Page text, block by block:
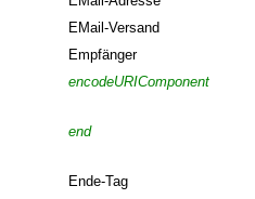
EMail-Versand
Empfänger
encodeURIComponent
end
Ende-Tag